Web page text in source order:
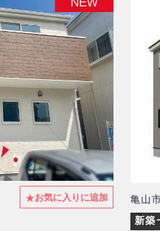
★お気に入りに追加
亀山
新築